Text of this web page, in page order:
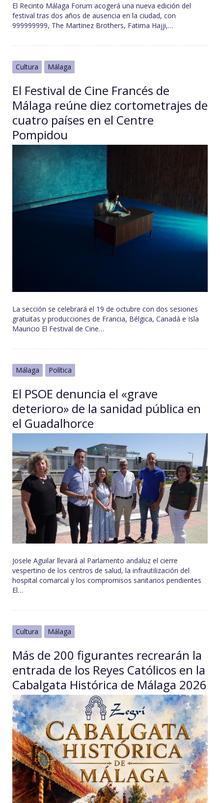
El Recinto Málaga Forum acogerá una nueva edición del
festival tras dos años de ausencia en la ciudad, con
999999999, The Martinez Brothers, Fatima Hajji,…
Cultura Málaga
El Festival de Cine Francés de
Málaga reúne diez cortometrajes de
cuatro países en el Centre
Pompidou
La sección se celebrará el 19 de octubre con dos sesiones
gratuitas y producciones de Francia, Bélgica, Canadá e Isla
Mauricio El Festival de Cine…
Málaga Política
El PSOE denuncia el «grave
deterioro» de la sanidad pública en
el Guadalhorce
Josele Aguilar llevará al Parlamento andaluz el cierre
vespertino de los centros de salud, la infrautilización del
hospital comarcal y los compromisos sanitarios pendientes
El…
Cultura Málaga
Más de 200 figurantes recrearán la
entrada de los Reyes Católicos en la
Cabalgata Histórica de Málaga 2026